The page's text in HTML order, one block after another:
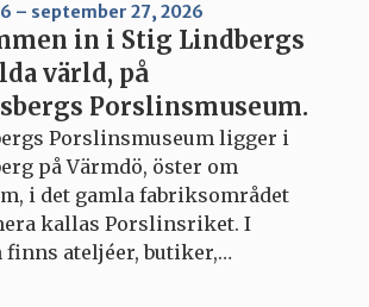
– september 27, 2026
in i Stig Lindbergs
värld, på
Porslinsmuseum.
Porslinsmuseum ligger i
på Värmdö, öster om
i det gamla fabriksområdet
kallas Porslinsriket. I
finns ateljéer, butiker,
caféer, gallerier, konsthall